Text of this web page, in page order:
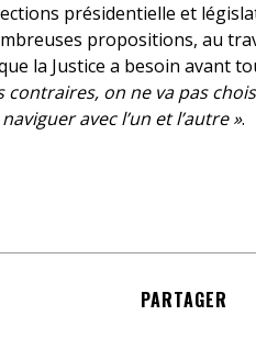
présidentielle et
propositions, au
la Justice a besoin avant
contraires, on ne va pas
avec l’un et l’autre ».
PARTAGER